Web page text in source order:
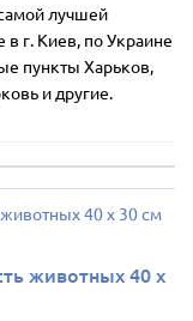
лучшей
г. Киев, по Украине
пункты Харьков,
и другие.
животных 40 х